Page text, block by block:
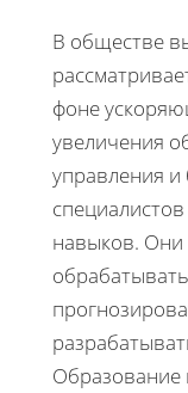
В обществе
фоне
увеличения
управления и
навыков. Они
Образование